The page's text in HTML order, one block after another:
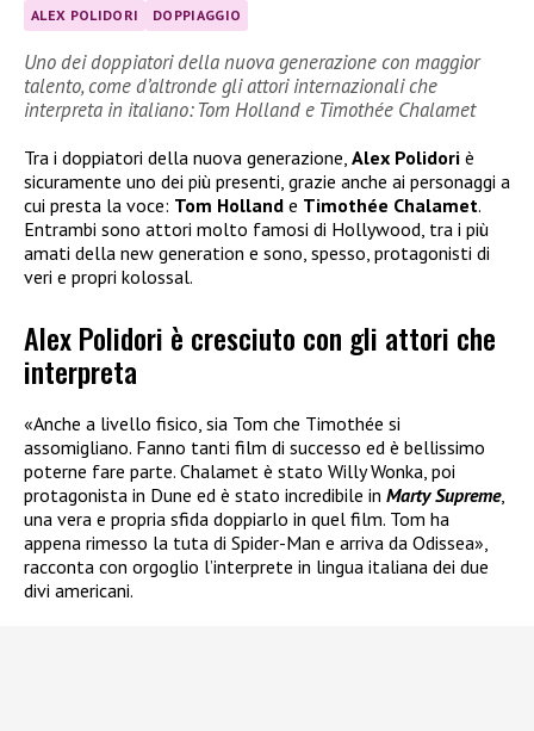
ALEX POLIDORI DOPPIAGGIO
Uno dei doppiatori della nuova generazione con maggior
talento, come d’altronde gli attori internazionali che
interpreta in italiano: Tom Holland e Timothée Chalamet
Tra i doppiatori della nuova generazione, Alex Polidori è
sicuramente uno dei più presenti, grazie anche ai personaggi a
cui presta la voce: Tom Holland e Timothée Chalamet.
Entrambi sono attori molto famosi di Hollywood, tra i più
amati della new generation e sono, spesso, protagonisti di
veri e propri kolossal.
Alex Polidori è cresciuto con gli attori che
interpreta
«Anche a livello fisico, sia Tom che Timothée si
assomigliano. Fanno tanti film di successo ed è bellissimo
poterne fare parte. Chalamet è stato Willy Wonka, poi
protagonista in Dune ed è stato incredibile in Marty Supreme,
una vera e propria sfida doppiarlo in quel film. Tom ha
appena rimesso la tuta di Spider-Man e arriva da Odissea»,
racconta con orgoglio l’interprete in lingua italiana dei due
divi americani.